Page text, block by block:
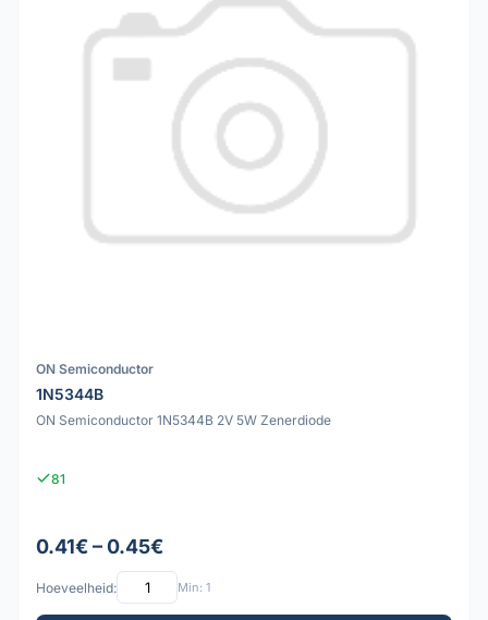
ON Semiconductor
1N5344B
ON Semiconductor 1N5344B 2V 5W Zenerdiode
81
0.41€ – 0.45€
Hoeveelheid: Min: 1